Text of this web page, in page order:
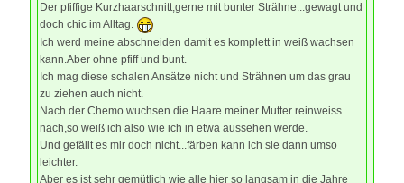
Der pfiffige Kurzhaarschnitt,gerne mit bunter Strähne...gewagt und
doch chic im Alltag.
Ich werd meine abschneiden damit es komplett in weiß wachsen
kann.Aber ohne pfiff und bunt.
Ich mag diese schalen Ansätze nicht und Strähnen um das grau
zu ziehen auch nicht.
Nach der Chemo wuchsen die Haare meiner Mutter reinweiss
nach,so weiß ich also wie ich in etwa aussehen werde.
Und gefällt es mir doch nicht...färben kann ich sie dann umso
leichter.
Aber es ist sehr gemütlich wie alle hier so langsam in die Jahre